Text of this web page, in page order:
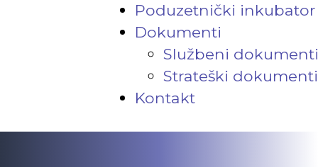
Poduzetnički inkubator
Dokumenti
Službeni dokumenti
Strateški dokumenti
Kontakt